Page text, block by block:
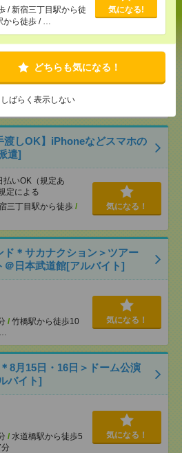
/ 新宿三丁目駅から徒
から徒歩 / …
気になる!
どちらも気になる！
しばらく表示しない
おばあちゃんのお散歩付き添
1500円～ ■週払い
江ノ島駅/…
渡しOK】iPhoneなどスマホの
遣]
いOK（規定あ
による
三丁目駅から徒歩 /
気になる！
ド＊サカナクション＞ツアー
＠日本武道館[アルバイト]
/ 竹橋駅から徒歩10
…
気になる！
8月15日・16日＞ドーム公演
バイト]
/ 水道橋駅から徒歩5
気になる！